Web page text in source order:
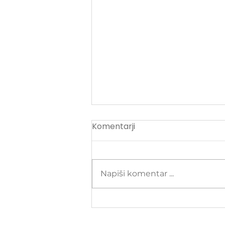
»Bolje, da sem tiho, kot da
Komentarji
Napiši komentar ...